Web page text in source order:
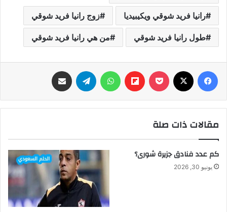
رانيا فريد شوقي ويكيبيديا زوج رانيا فريد شوقي
طول رانيا فريد شوقي من هي رانيا فريد شوقي
فيسبوك ‫Pocket
Flipboard واتساب تيلقرام
مقالات ذات صلة
كم عدد فنادق جزيرة شورى؟
يونيو 30, 2026